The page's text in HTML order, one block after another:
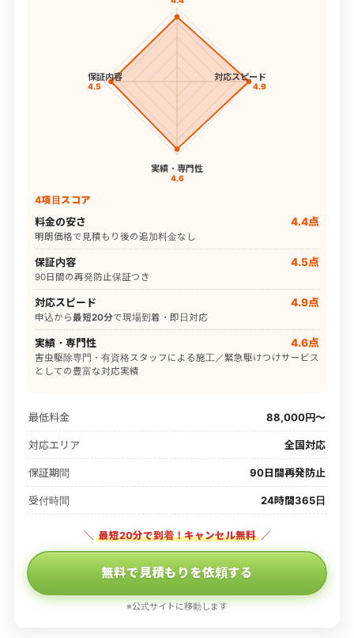
対応スピード
4.9
実績・専門性
4.6
保証内容
4.5
4項目スコア
料金の安さ 4.4点
明朗価格で見積もり後の追加料金なし
保証内容 4.5点
90日間の再発防止保証つき
対応スピード 4.9点
申込から最短20分で現場到着・即日対応
実績・専門性 4.6点
害虫駆除専門・有資格スタッフによる施工／緊急駆けつけサービス
としての豊富な対応実績
最低料金 88,000円〜
対応エリア 全国対応
保証期間 90日間再発防止
受付時間 24時間365日
＼ 最短20分で到着！キャンセル無料 ／
無料で見積もりを依頼する
※公式サイトに移動します